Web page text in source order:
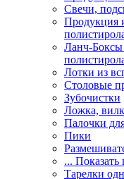
Свечи,
Продукция
Ланч-Боксы
Лотки из
Столовые
Зубочистки
Ложка,
Палочки
Пики
... Показать
Тарелки